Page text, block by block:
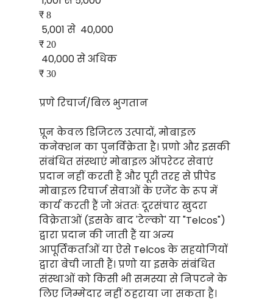
₹ 8
₹ 5,001 से ₹ 40,000
₹ 20
₹ 40,000 से अधिक
₹ 30
प्रणे रिचार्ज/बिल भुगतान
प्रून केवल डिजिटल उत्पादों, मोबाइल
कनेक्शन का पुनर्विक्रेता है। प्रणो और इसकी
संबंधित संस्थाएं मोबाइल ऑपरेटर सेवाएं
प्रदान नहीं करती हैं और पूरी तरह से प्रीपेड
मोबाइल रिचार्ज सेवाओं के एजेंट के रूप में
कार्य करती हैं जो अंततः दूरसंचार खुदरा
विक्रेताओं (इसके बाद 'टेल्को' या "Telcos")
द्वारा प्रदान की जाती हैं या अन्य
आपूर्तिकर्ताओं या ऐसे Telcos के सहयोगियों
द्वारा बेची जाती हैं। प्रणो या इसके संबंधित
संस्थाओं को किसी भी समस्या से निपटने के
लिए जिम्मेदार नहीं ठहराया जा सकता है।